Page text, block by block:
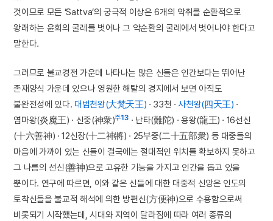
것이므로 모든 ‘Sattva’의 궁극적 이상은 6개의 악취를 순환적으로
왕래하는 윤회의 굴레를 벗어나 그 악순환의 굴레에서 벗어나야 한다고
말한다.
그러므로 불교경전 가운데 나타나는 많은 신들은 인간보다는 뛰어난
존재양식 가운데 있으나 영원한 해탈의 경지에서 보면 아직도
불완전성에 있다. 대범천왕(大梵天王) · 33천 ·사천왕(四天王) ·
염마왕(炎魔王) · 신중(神衆)주13 · 난타(難陀) · 용왕(龍王) · 16선신
(十六善神) · 12신장(十二神將) · 25부중(二十五部衆) 등 대중들의
마음에 가까이 있는 신들이 결국에는 절대적인 위치를 확보하지 못하고
그 나름의 선신(善神)으로 고유한 기능을 가지고 인간을 돕고 있을
뿐이다. 연구에 따르면, 이와 같은 신들에 대한 대중적 신앙은 인도의
토착신들을 불교적 해석에 의한 방편신(方便神)으로 수용함으로써
비롯되기 시작했는데, 시대와 지역이 달라짐에 따라 여러 종류의